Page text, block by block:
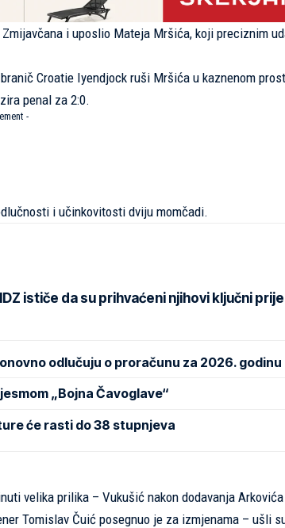
i uposlio Mateja Mršića, koji preciznim
Croatie Iyendjock ruši Mršića u kaznenom
penal za 2:0.
-
i učinkovitosti dviju momčadi.
ističe da su prihvaćeni njihovi ključni
odlučuju o proračunu za 2026. godinu
„Bojna Čavoglave“
će rasti do 38 stupnjeva
velika prilika – Vukušić nakon dodavanja
Tomislav Čuić posegnuo je za izmjenama – ušli